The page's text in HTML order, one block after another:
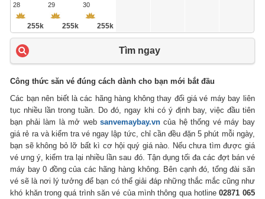
28
255k
29
255k
30
255k
Tìm ngay
Công thức săn vé đúng cách dành cho bạn mới bắt đầu
Các bạn nên biết là các hãng hàng không thay đổi giá vé máy bay liên
tục nhiều lần trong tuần. Do đó, ngay khi có ý định bay, việc đầu tiên
bạn phải làm là mở web sanvemaybay.vn của hệ thống vé máy bay
giá rẻ ra và kiểm tra vé ngay lập tức, chỉ cần đều đặn 5 phút mỗi ngày,
bạn sẽ không bỏ lỡ bất kì cơ hội quý giá nào. Nếu chưa tìm được giá
vé ưng ý, kiểm tra lại nhiều lần sau đó. Tận dụng tối đa các đợt bán vé
máy bay 0 đồng của các hãng hàng không. Bên cạnh đó, tổng đài săn
vé sẽ là nơi lý tưởng để bạn có thể giải đáp những thắc mắc cũng như
khó khăn trong quá trình săn vé của mình thông qua hotline02871 065